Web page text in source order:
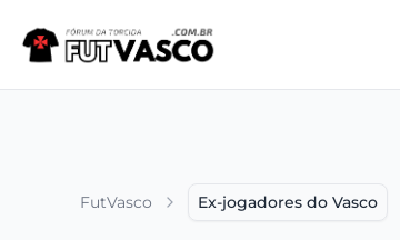
FutVasco Ex-jogadores do Vasco